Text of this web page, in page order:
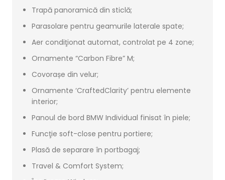
Trapă panoramică din sticlă;
Parasolare pentru geamurile laterale spate;
Aer condiţionat automat, controlat pe 4 zone;
Ornamente “Carbon Fibre” M;
Covorașe din velur;
Ornamente ‘CraftedClarity’ pentru elemente
interior;
Panoul de bord BMW Individual finisat în piele;
Funcţie soft-close pentru portiere;
Plasă de separare în portbagaj;
Travel & Comfort System;